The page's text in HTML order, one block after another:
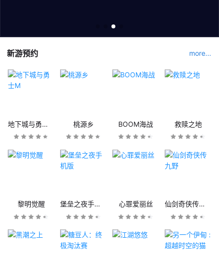
新游预约 more...
地下城与勇士M 桃源乡 BOOM海战 救赎之地
黎明觉醒 堡垒之夜手机版 心罪爱丽丝 仙剑奇侠传九野